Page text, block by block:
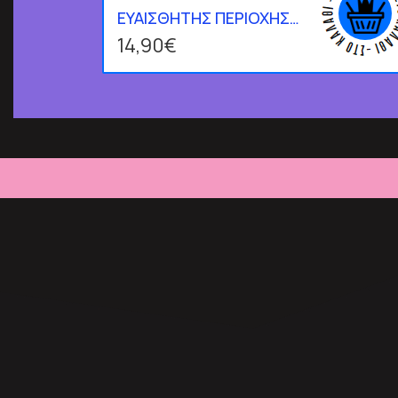
ΕΥΑΙΣΘΗΤΗΣ ΠΕΡΙΟΧΗΣ
50ml
14,90€